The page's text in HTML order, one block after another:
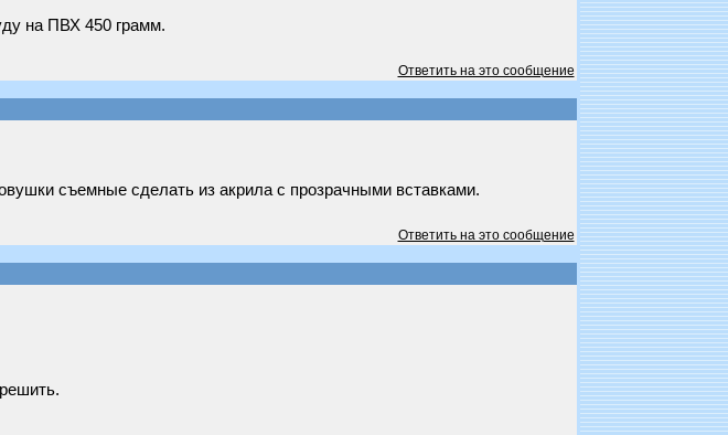
на ПВХ 450 грамм.
Ответить на это сообщение
съемные сделать из акрила с прозрачными вставками.
Ответить на это сообщение